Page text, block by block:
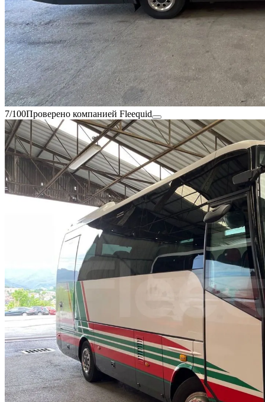
7/100Проверено компанией Fleequid